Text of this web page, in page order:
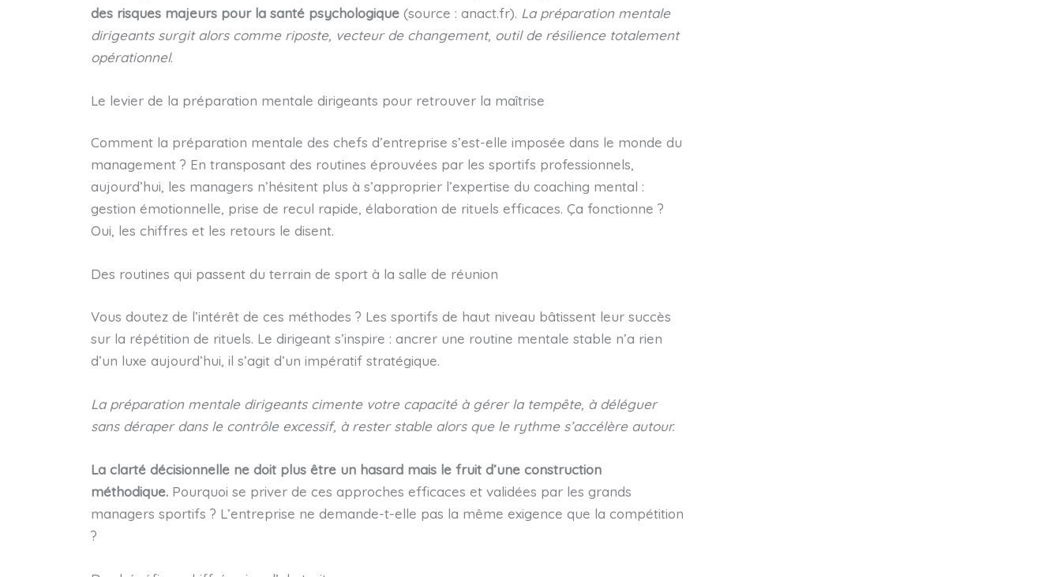
des risques majeurs pour la santé psychologique(source : anact.fr). La préparation mentale
dirigeants surgit alors comme riposte, vecteur de changement, outil de résilience totalement
opérationnel.
Le levier de la préparation mentale dirigeants pour retrouver la maîtrise
Comment la préparation mentale des chefs d’entreprise s’est-elle imposée dans le monde du
management ? En transposant des routines éprouvées par les sportifs professionnels,
aujourd’hui, les managers n’hésitent plus à s’approprier l’expertise du coaching mental :
gestion émotionnelle, prise de recul rapide, élaboration de rituels efficaces. Ça fonctionne ?
Oui, les chiffres et les retours le disent.
Des routines qui passent du terrain de sport à la salle de réunion
Vous doutez de l’intérêt de ces méthodes ? Les sportifs de haut niveau bâtissent leur succès
sur la répétition de rituels. Le dirigeant s’inspire : ancrer une routine mentale stable n’a rien
d’un luxe aujourd’hui, il s’agit d’un impératif stratégique.
La préparation mentale dirigeants cimente votre capacité à gérer la tempête, à déléguer
sans déraper dans le contrôle excessif, à rester stable alors que le rythme s’accélère autour.
La clarté décisionnelle ne doit plus être un hasard mais le fruit d’une construction
méthodique.Pourquoi se priver de ces approches efficaces et validées par les grands
managers sportifs ? L’entreprise ne demande-t-elle pas la même exigence que la compétition
?